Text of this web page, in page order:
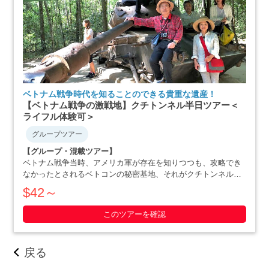
ベトナム戦争時代を知ることのできる貴重な遺産！
【ベトナム戦争の激戦地】クチトンネル半日ツアー＜
ライフル体験可＞
グループツアー
【グループ・混載ツアー】
ベトナム戦争当時、アメリカ軍が存在を知りつつも、攻略でき
なかったとされるベトコンの秘密基地、それがクチトンネルで
す。小柄な体格を活かした戦略で、アメリカ軍を撃退にまで追
いやったベトナム人の作戦の数々や彼らの暮らしぶりを追体験
できます。ホーチミン滞在最終日や、午後か・・・・・
$42～
このツアーを確認
戻る